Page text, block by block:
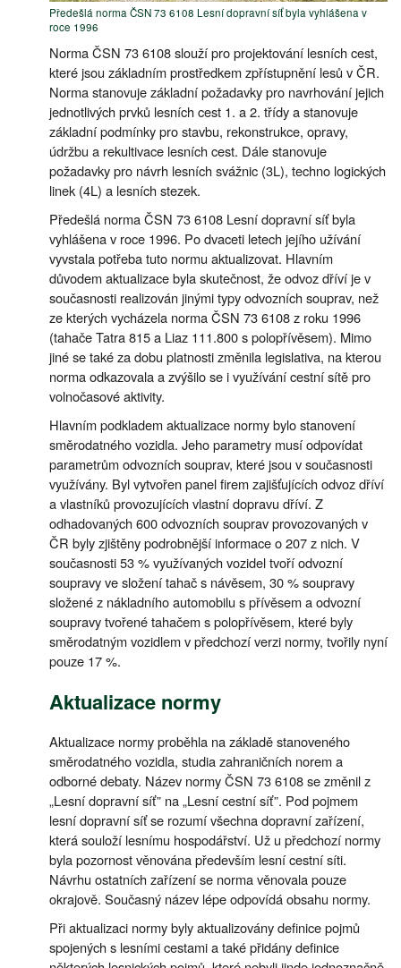
Předešlá norma ČSN 73 6108 Lesní dopravní síť byla vyhlášena v
roce 1996
Norma ČSN 73 6108 slouží pro projektování lesních cest,
které jsou základním prostředkem zpřístupnění lesů v ČR.
Norma stanovuje základní požadavky pro navrhování jejich
jednotlivých prvků lesních cest 1. a 2. třídy a stanovuje
základní podmínky pro stavbu, rekonstrukce, opravy,
údržbu a rekultivace lesních cest. Dále stanovuje
požadavky pro návrh lesních svážnic (3L), techno logických
linek (4L) a lesních stezek.
Předešlá norma ČSN 73 6108 Lesní dopravní síť byla
vyhlášena v roce 1996. Po dvaceti letech jejího užívání
vyvstala potřeba tuto normu aktualizovat. Hlavním
důvodem aktualizace byla skutečnost, že odvoz dříví je v
současnosti realizován jinými typy odvozních souprav, než
ze kterých vycházela norma ČSN 73 6108 z roku 1996
(tahače Tatra 815 a Liaz 111.800 s polopřívěsem). Mimo
jiné se také za dobu platnosti změnila legislativa, na kterou
norma odkazovala a zvýšilo se i využívání cestní sítě pro
volnočasové aktivity.
Hlavním podkladem aktualizace normy bylo stanovení
směrodatného vozidla. Jeho parametry musí odpovídat
parametrům odvozních souprav, které jsou v současnosti
využívány. Byl vytvořen panel firem zajišťujících odvoz dříví
a vlastníků provozujících vlastní dopravu dříví. Z
odhadovaných 600 odvozních souprav provozovaných v
ČR byly zjištěny podrobnější informace o 207 z nich. V
současnosti 53 % využívaných vozidel tvoří odvozní
soupravy ve složení tahač s návěsem, 30 % soupravy
složené z nákladního automobilu s přívěsem a odvozní
soupravy tvořené tahačem s polopřívěsem, které byly
směrodatným vozidlem v předchozí verzi normy, tvořily nyní
pouze 17 %.
Aktualizace normy
Aktualizace normy proběhla na základě stanoveného
směrodatného vozidla, studia zahraničních norem a
odborné debaty. Název normy ČSN 73 6108 se změnil z
„Lesní dopravní síť” na „Lesní cestní síť”. Pod pojmem
lesní dopravní síť se rozumí všechna dopravní zařízení,
která souloží lesnímu hospodářství. Už u předchozí normy
byla pozornost věnována především lesní cestní síti.
Návrhu ostatních zařízení se norma věnovala pouze
okrajově. Současný název lépe odpovídá obsahu normy.
Při aktualizaci normy byly aktualizovány definice pojmů
spojených s lesními cestami a také přidány definice